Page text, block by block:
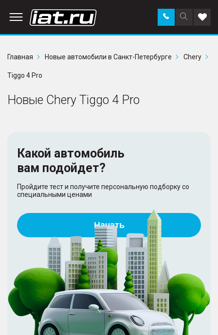
Поиск
по
Заказать
звонок в
Главная
Новые автомобили в Санкт-Петербурге Chery
Tiggo 4 Pro
Новые Chery Tiggo 4 Pro
Какой автомобиль
вам подойдет?
Пройдите тест и получите персональную подборку со
специальными ценами
Начать